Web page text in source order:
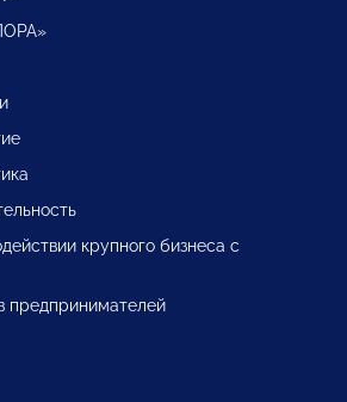
крупного бизнеса с
предпринимателей